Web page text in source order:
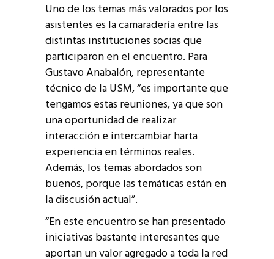
Uno de los temas más valorados por los
asistentes es la camaradería entre las
distintas instituciones socias que
participaron en el encuentro. Para
Gustavo Anabalón, representante
técnico de la USM, “es importante que
tengamos estas reuniones, ya que son
una oportunidad de realizar
interacción e intercambiar harta
experiencia en términos reales.
Además, los temas abordados son
buenos, porque las temáticas están en
la discusión actual”.
“En este encuentro se han presentado
iniciativas bastante interesantes que
aportan un valor agregado a toda la red